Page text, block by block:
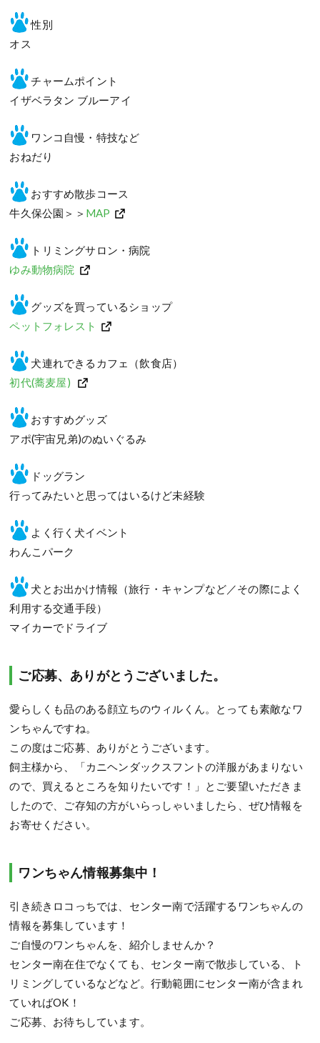
性別
オス
チャームポイント
イザベラタン ブルーアイ
ワンコ自慢・特技など
おねだり
おすすめ散歩コース
牛久保公園＞＞ MAP
トリミングサロン・病院
ゆみ動物病院
グッズを買っているショップ
ペットフォレスト
犬連れできるカフェ（飲食店）
初代(蕎麦屋)
おすすめグッズ
アポ(宇宙兄弟)のぬいぐるみ
ドッグラン
行ってみたいと思ってはいるけど未経験
よく行く犬イベント
わんこパーク
犬とお出かけ情報（旅行・キャンプなど／その際によく
利用する交通手段）
マイカーでドライブ
ご応募、ありがとうございました。
愛らしくも品のある顔立ちのウィルくん。とっても素敵なワ
ンちゃんですね。
この度はご応募、ありがとうございます。
飼主様から、「カニヘンダックスフントの洋服があまりない
ので、買えるところを知りたいです！」とご要望いただきま
したので、ご存知の方がいらっしゃいましたら、ぜひ情報を
お寄せください。
ワンちゃん情報募集中！
引き続きロコっちでは、センター南で活躍するワンちゃんの
情報を募集しています！
ご自慢のワンちゃんを、紹介しませんか？
センター南在住でなくても、センター南で散歩している、ト
リミングしているなどなど。行動範囲にセンター南が含まれ
ていればOK！
ご応募、お待ちしています。